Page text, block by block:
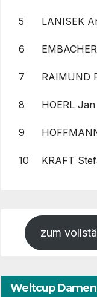
5 LANISEK
6
7 RAIMUND
8 HOERL Jan
9
10 KRAFT
zum
Weltcup